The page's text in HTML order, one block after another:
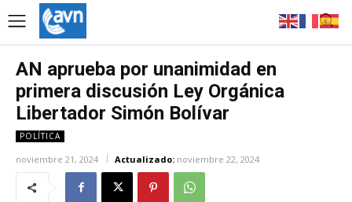
AN aprueba por unanimidad en
primera discusión Ley Orgánica
Libertador Simón Bolívar
POLÍTICA
noviembre 21, 2024 Actualizado: noviembre 22, 2024